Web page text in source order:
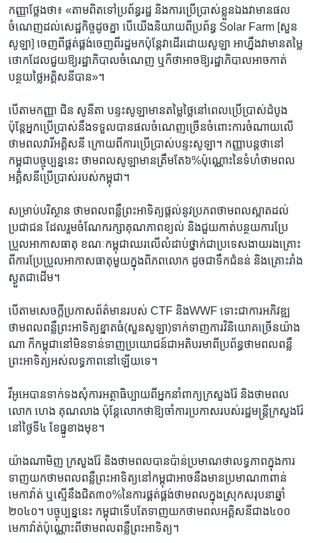
កញ្ញា​ថ្លែង​ថា៖ «តាម​ពិត​ទៅ​ប្រព័ន្ធ​រដ្ឋ និង​ការ​ប្រើ​ប្រាស់​ខ្លួន​ឯង​វា​មាន​ផល​
ចំណេញ​ដល់​សេដ្ឋកិច្ច​ដូច​គ្នា បើ​យើង​និយាយ​ពី​ប្រព័ន្ធ​ Solar Farm [សួន​
សូឡា] ចេញ​ពី​ផ្គត់​ផ្គង់​ចេញ​ពី​រដ្ឋ​មក​ប៉ុន្តែ​វា​ដើរ​ដោយ​សូឡា​ អាហ្នឹង​វា​មាន​តម្លៃ​
ថោក​ដែល​ជួយ​ឱ្យ​រដ្ឋា​ភិបាល​ចំណេញ ឬ​ក៏​ថា​អាច​ឱ្យ​រដ្ឋា​ភិបាល​អាច​កាត់​
បន្ថយ​ថ្លៃ​អគ្គិសនី​បាន​»។
បើ​តាម​កញ្ញា ជិន សូនីតា ​បន្ទះ​សូឡា​មាន​តម្លៃ​ថ្លៃ​នៅ​ពេល​ប្រើ​ប្រាស់​ដំបូង​
ប៉ុន្តែ​អ្នក​ប្រើ​ប្រាស់​នឹង​ទទួល​បាន​ផល​ចំណេញ​ច្រើន​ចំពោះ​ការ​ចំណាយ​លើ​
ថាមពល​វារី​អគ្គិសនី ក្រោយ​ពី​ការ​ប្រើ​ប្រាស់​បន្ទះ​សូឡា​។ កញ្ញា​បន្ត​ថា​នៅ​
កម្ពុជា​បច្ចុប្បន្ន​នេះ ថាម​ពល​សូឡា​មាន​ត្រឹម​តែ​៦%​ប៉ុណ្ណោះ​នៃ​ទំហំ​ថាមពល​
អគ្គិសនី​ប្រើប្រាស់​របស់​កម្ពុជា។
សម្រាប់​បរិស្ថាន ថាមពល​ពន្លឺ​ព្រះអាទិត្យ​ផ្តល់​នូវ​ប្រភព​ថាមពល​ស្អាត​ដល់​
ប្រជាជន ដែល​រួម​ចំណែក​រក្សា​គុណភាព​ខ្យល់ និងជួយ​កាត់​បន្ថយ​ការ​ប្រែ
ប្រួលអាកាសធាតុ ខណៈ​កម្ពុជា​ឈរ​លើ​លំដាប់​ថ្នាក់​ជាប្រទេស​ងាយ​រងគ្រោះ​
ពី​ការ​ប្រែប្រួល​អាកាសធាតុ​មួយ​ក្នុង​ពិភព​លោក ដូចជា​ទឹកជំនន់ និង​គ្រោះ​រាំង
ស្ងួត​ជាដើម។
បើ​តាម​សេចក្តី​ប្រកាស​ព័ត៌មាន​របស់​ CTF និងWWF ទោះ​ជា​ការ​អភិវឌ្ឍ​
ថាមពល​ពន្លឺ​ព្រះ​អាទិត្យ​ខ្នាត​ធំ(​សួនសូឡា)ទាក់​ទាញ​ការ​វិនិ​យោគ​ច្រើន​យ៉ាង​
ណា​ ក៏​កម្ពុជា​នៅ​មិន​ទាន់​ទាញ​ប្រយោជន៍​ជា​អតិបរមា​ពី​ប្រព័ន្ធ​ថាមពល​ពន្លឺ​
ព្រះអាទិត្យ​អស់​លទ្ធភាព​នៅ​ឡើយ​ទេ។
វីអូអេ​បាន​ទាក់​ទង​សុំ​ការ​អត្ថាធិប្បាយ​ពី​អ្នក​នាំ​ពាក្យ​ក្រសួង​រ៉ែ និង​ថាម​ពល
លោក ហេង គុណ​លាង ប៉ុន្តែ​លោក​ថា​ឱ្យ​ចាំ​ការ​ប្រកាស​របស់​រដ្ឋ​មន្រ្តី​ក្រសួង​រ៉ែ​
នៅ​ថ្ងៃ​ទី​៤ ខែ​ធ្នូខាង​មុខ។
យ៉ាង​ណា​មិញ ក្រសួង​រ៉ែ និង​ថាមពល​បាន​ប៉ាន់​ប្រមាណ​ថា​លទ្ធភាព​ក្នុង​ការ​
ទាញ​យក​ថាមពល​ពន្លឺ​ព្រះអាទិត្យ​នៅ​កម្ពុជា​អាច​នឹងមាន​ប្រមាណ​៣​ពាន់​
មេកា​វ៉ាត់ ឬ​ស្មើ​នឹង​ជិត​៣០%​នៃ​ការ​ផ្គត់​ផ្គង់​ថាមពល​ក្នុង​ស្រុក​សរុប​នា​ឆ្នាំ​
២០៤០។ បច្ចុប្បន្ន​នេះ​ កម្ពុជា​ទើប​តែ​ទាញ​យក​ថាមពល​អគ្គិសនី​ជាង​៤០០​
មេកាវ៉ាត់​ប៉ុណ្ណោះ​ពី​ថាមពល​ពន្លឺ​ព្រះអាទិត្យ។